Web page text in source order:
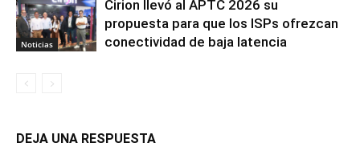
Noticias
Cirion llevó al APTC 2026 su
propuesta para que los ISPs ofrezcan
conectividad de baja latencia
DEJA UNA RESPUESTA